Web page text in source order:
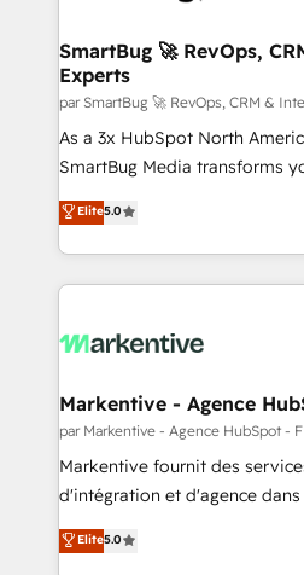
SmartBug 🚀 RevOps,
Experts
par SmartBug 🚀 RevOps, CRM &
As a 3x HubSpot North
SmartBug Media transforms
into a revenue engine. Our
includes specialized divisions
Software) and Point Success
making this the official home
and system integrations
trainers to drive platform adoption. 📈
Generation - Full-funnel marketing and high-
performance advertising via
Expert deployment of Breeze
accreditations and deep
Elite5.0
Markentive - Agence
par Markentive - Agence HubSpot -
Markentive fournit des
d'intégration et d'agence dans
North America. Avec plus de
marketing automation, Growth,
Elite5.0